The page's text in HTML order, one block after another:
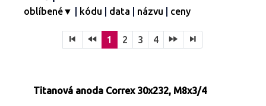
oblíbené▼
kódu data názvu ceny
1 2 3 4
Titanová anoda Correx 30x232, M8x3/4